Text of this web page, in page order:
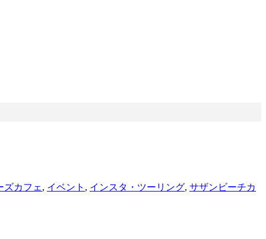
ズカフェ , イベント , インスタ・ツーリング, サザンビーチカ